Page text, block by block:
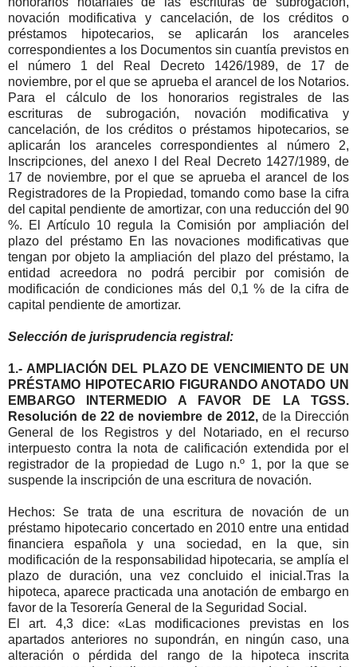
novación modificativa y cancelación, de los créditos o
préstamos hipotecarios, se aplicarán los aranceles
correspondientes a los Documentos sin cuantía previstos en
el número 1 del Real Decreto 1426/1989, de 17 de
noviembre, por el que se aprueba el arancel de los Notarios.
Para el cálculo de los honorarios registrales de las
escrituras de subrogación, novación modificativa y
cancelación, de los créditos o préstamos hipotecarios, se
aplicarán los aranceles correspondientes al número 2,
Inscripciones, del anexo I del Real Decreto 1427/1989, de
17 de noviembre, por el que se aprueba el arancel de los
Registradores de la Propiedad, tomando como base la cifra
del capital pendiente de amortizar, con una reducción del 90
%. El Artículo 10 regula la Comisión por ampliación del
plazo del préstamo En las novaciones modificativas que
tengan por objeto la ampliación del plazo del préstamo, la
entidad acreedora no podrá percibir por comisión de
modificación de condiciones más del 0,1 % de la cifra de
capital pendiente de amortizar.
Selección de jurisprudencia registral:
1.- AMPLIACIÓN DEL PLAZO DE VENCIMIENTO DE UN
PRÉSTAMO HIPOTECARIO FIGURANDO ANOTADO UN
EMBARGO INTERMEDIO A FAVOR DE LA TGSS.
Resolución de 22 de noviembre de 2012,de la Dirección
General de los Registros y del Notariado, en el recurso
interpuesto contra la nota de calificación extendida por el
registrador de la propiedad de Lugo n.º 1, por la que se
suspende la inscripción de una escritura de novación.
Hechos: Se trata de una escritura de novación de un
préstamo hipotecario concertado en 2010 entre una entidad
financiera española y una sociedad, en la que, sin
modificación de la responsabilidad hipotecaria, se amplía el
plazo de duración, una vez concluido el inicial.Tras la
hipoteca, aparece practicada una anotación de embargo en
favor de la Tesorería General de la Seguridad Social.
El art. 4,3 dice: «Las modificaciones previstas en los
apartados anteriores no supondrán, en ningún caso, una
alteración o pérdida del rango de la hipoteca inscrita